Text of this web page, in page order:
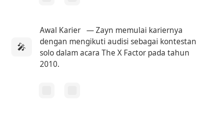
🎤
Awal Karier — Zayn memulai kariernya
dengan mengikuti audisi sebagai kontestan
solo dalam acara The X Factor pada tahun
2010.